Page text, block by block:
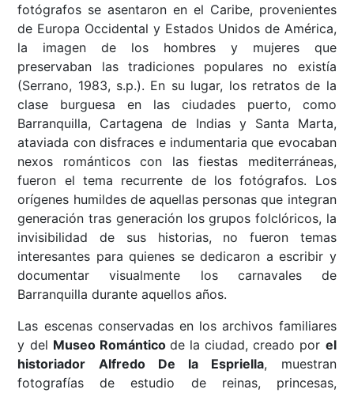
fotógrafos se asentaron en el Caribe, provenientes
de Europa Occidental y Estados Unidos de América,
la imagen de los hombres y mujeres que
preservaban las tradiciones populares no existía
(Serrano, 1983, s.p.). En su lugar, los retratos de la
clase burguesa en las ciudades puerto, como
Barranquilla, Cartagena de Indias y Santa Marta,
ataviada con disfraces e indumentaria que evocaban
nexos románticos con las fiestas mediterráneas,
fueron el tema recurrente de los fotógrafos. Los
orígenes humildes de aquellas personas que integran
generación tras generación los grupos folclóricos, la
invisibilidad de sus historias, no fueron temas
interesantes para quienes se dedicaron a escribir y
documentar visualmente los carnavales de
Barranquilla durante aquellos años.
Las escenas conservadas en los archivos familiares
y del Museo Romántico de la ciudad, creado por el
historiador Alfredo De la Espriella, muestran
fotografías de estudio de reinas, princesas,